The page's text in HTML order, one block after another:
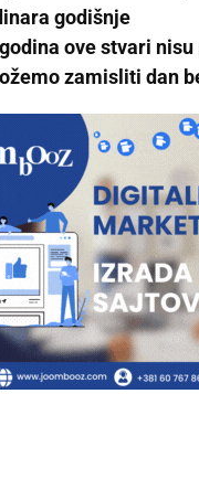
godišnje
ove stvari nisu
zamisliti dan